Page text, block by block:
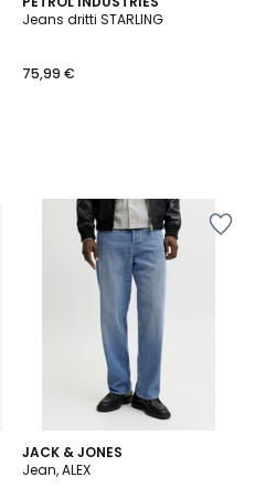
Jeans dritti STARLING
75,99 €
JACK & JONES
Jean, ALEX